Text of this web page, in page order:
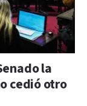
la
cedió otro